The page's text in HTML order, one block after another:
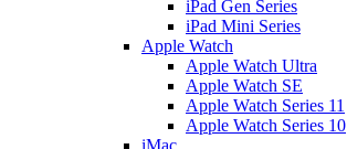
iPad Gen Series
iPad Mini Series
Apple Watch
Apple Watch Ultra
Apple Watch SE
Apple Watch Series 11
Apple Watch Series 10
iMac